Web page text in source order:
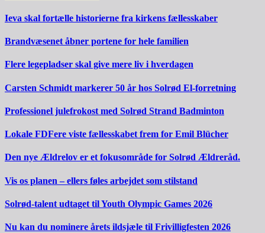
Ieva skal fortælle historierne fra kirkens fællesskaber
Brandvæsenet åbner portene for hele familien
Flere legepladser skal give mere liv i hverdagen
Carsten Schmidt markerer 50 år hos Solrød El-forretning
Professionel julefrokost med Solrød Strand Badminton
Lokale FDFere viste fællesskabet frem for Emil Blücher
Den nye Ældrelov er et fokusområde for Solrød Ældreråd.
Vis os planen – ellers føles arbejdet som stilstand
Solrød-talent udtaget til Youth Olympic Games 2026
Nu kan du nominere årets ildsjæle til Frivilligfesten 2026